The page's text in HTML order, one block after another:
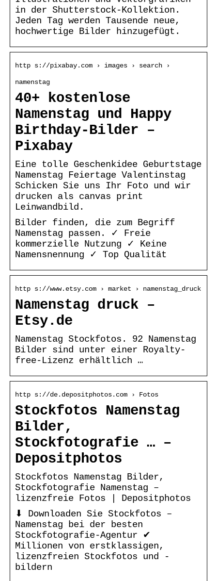
in der Shutterstock-Kollektion.
Jeden Tag werden Tausende neue,
hochwertige Bilder hinzugefügt.
http s://pixabay.com › images › search ›
namenstag
40+ kostenlose
Namenstag und Happy
Birthday-Bilder –
Pixabay
Eine tolle Geschenkidee Geburtstage
Namenstag Feiertage Valentinstag
Schicken Sie uns Ihr Foto und wir
drucken als canvas print
Leinwandbild.
Bilder finden, die zum Begriff
Namenstag passen. ✓ Freie
kommerzielle Nutzung ✓ Keine
Namensnennung ✓ Top Qualität
http s://www.etsy.com › market › namenstag_druck
Namenstag druck –
Etsy.de
Namenstag Stockfotos. 92 Namenstag
Bilder sind unter einer Royalty-
free-Lizenz erhältlich …
http s://de.depositphotos.com › Fotos
Stockfotos Namenstag
Bilder,
Stockfotografie … –
Depositphotos
Stockfotos Namenstag Bilder,
Stockfotografie Namenstag –
lizenzfreie Fotos | Depositphotos
⬇ Downloaden Sie Stockfotos –
Namenstag bei der besten
Stockfotografie-Agentur ✔
Millionen von erstklassigen,
lizenzfreien Stockfotos und -
bildern